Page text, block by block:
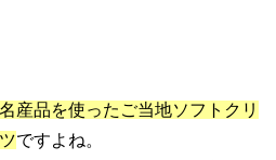
名産品を使ったご当地ソフトクリ
ですよね。